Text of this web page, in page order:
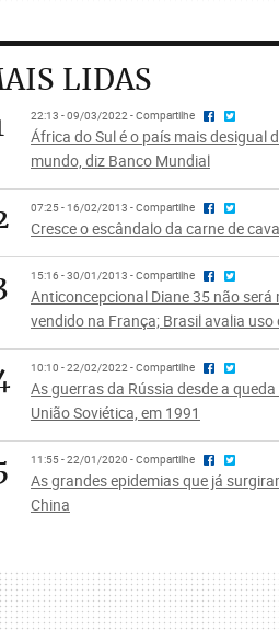
LIDAS
22:13 - 09/03/2022 - Compartilhe
África do Sul é o país mais desigual
mundo, diz Banco Mundial
07:25 - 16/02/2013 - Compartilhe
Cresce o escândalo da carne de
15:16 - 30/01/2013 - Compartilhe
Anticoncepcional Diane 35 não será
vendido na França; Brasil avalia uso
10:10 - 22/02/2022 - Compartilhe
As guerras da Rússia desde a queda
União Soviética, em 1991
11:55 - 22/01/2020 - Compartilhe
As grandes epidemias que já
China